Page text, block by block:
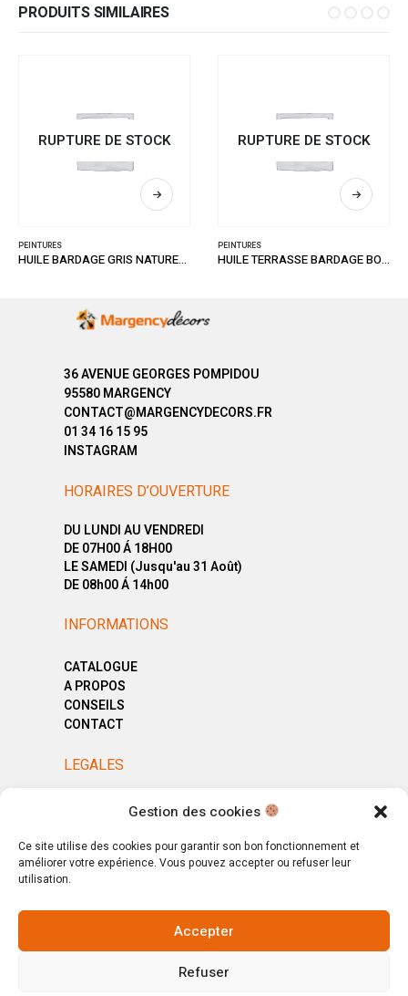
Gestion des cookies
Ce site utilise des cookies pour garantir son bon fonctionnement et
améliorer votre expérience. Vous pouvez accepter ou refuser leur
utilisation.
Accepter
Refuser
PRODUITS SIMILAIRES
RUPTURE DE STOCK
PEINTURES
HUILE BARDAGE GRIS NATUREL 1L
RUPTURE DE STOCK
PEINTURES
HUILE TERRASSE BARDAGE BOIS GRISE 1L
36 AVENUE GEORGES POMPIDOU
95580 MARGENCY
CONTACT@MARGENCYDECORS.FR
01 34 16 15 95
INSTAGRAM
HORAIRES D’OUVERTURE
DU LUNDI AU VENDREDI
DE 07H00 Á 18H00
LE SAMEDI (Jusqu'au 31 Août)
DE 08h00 Á 14h00
INFORMATIONS
CATALOGUE
A PROPOS
CONSEILS
CONTACT
LEGALES
MENTIONS LÉGALES
CGV
© Copyright 2025. All Rights Reserved.